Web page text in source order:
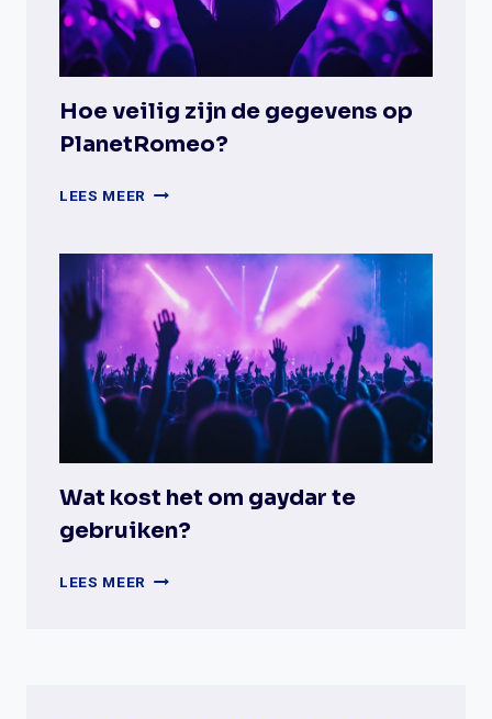
Hoe veilig zijn de gegevens op
PlanetRomeo?
LEES MEER HOE
DE
GEGEVENS
OP
PLANETROMEO?
Wat kost het om gaydar te
gebruiken?
LEES MEER WAT